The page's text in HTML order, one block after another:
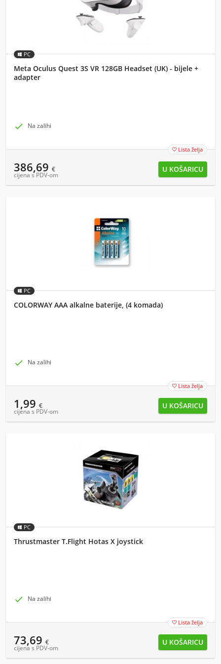
PC
Meta Oculus Quest 3S VR 128GB Headset (UK) - bijele +
adapter
 Na zalihi
 Lista želja
386,69 €
cijena s PDV-om
PC
COLORWAY AAA alkalne baterije, (4 komada)
 Na zalihi
 Lista želja
1,99 €
cijena s PDV-om
PC
Thrustmaster T.Flight Hotas X joystick
 Na zalihi
 Lista želja
73,69 €
cijena s PDV-om